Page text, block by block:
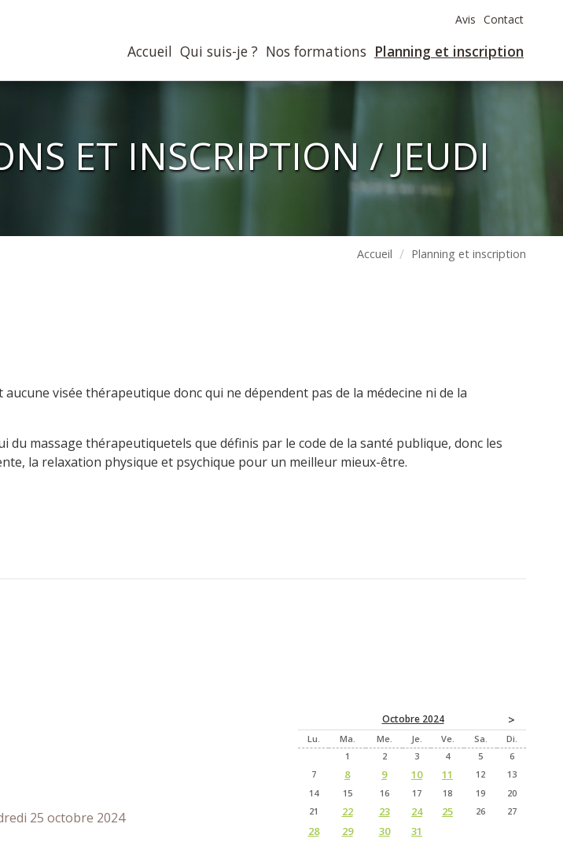
Avis Contact
Accueil Qui suis-je ? Nos formations Planning et inscription
ET INSCRIPTION / JEUDI
Accueil Planning et inscription
visée thérapeutique donc qui ne dépendent pas de la médecine ni de la
massage thérapeutiquetels que définis par le code de la santé publique, donc les
la relaxation physique et psychique pour un meilleur mieux-être.
25 octobre 2024
Octobre 2024 >
Lu Ma Me Je Ve Sa
Di
1
2 3 4 5
6
7
8 9 10 11 12
13
14
15 16 17 18 19
20
21
22 23 24 25 26 27
28 29 30 31